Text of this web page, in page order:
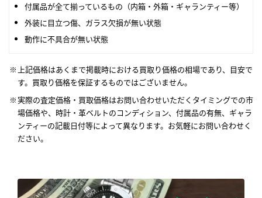
付属品が全て揃っているもの（内箱・外箱・ギャランティー等）
外装に目立つ傷、ガラス欠損が無い状態
動作に不具合が無い状態
上記価格はあくまで掲載時における買取り価格の相場であり、目安で
す。買取り価格を保証するものではございません。
実際の査定価格・買取価格はお問い合わせいただくタイミングでの市
場価格や、時計・革ベルトのコンディション、付属品の有無、ギャラ
ンティーの記載日付等によって異なります。お気軽にお問い合わせく
ださい。